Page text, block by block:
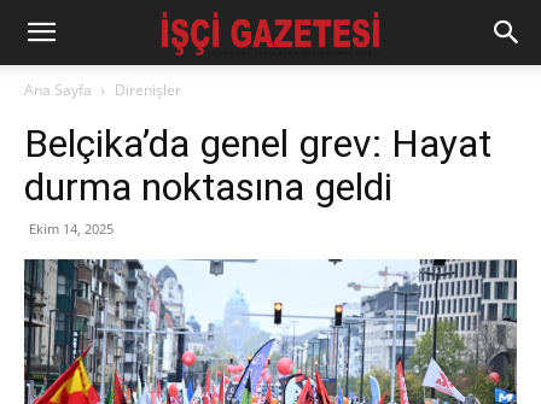
Ana Sayfa Direnişler
Belçika’da genel grev: Hayat
durma noktasına geldi
Ekim 14, 2025